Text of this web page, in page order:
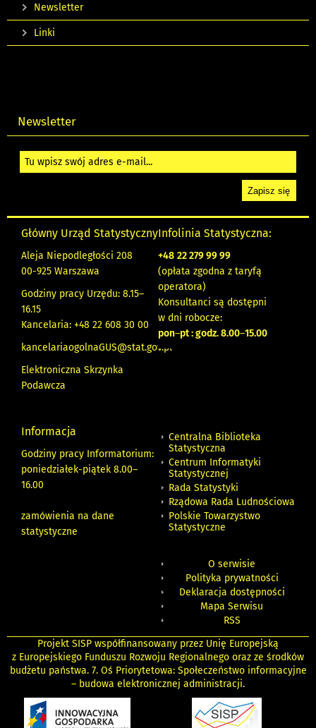
Newsletter
Linki
Newsletter
Główny Urząd Statystyczny
Aleja Niepodległości 208
00-925 Warszawa
Godziny pracy Urzędu: 8.15–
16.15
Kancelaria: +48 22 608 30 00
kancelariaogolnaGUS@stat.gov.pl
Elektroniczna Skrzynka
Podawcza
Infolinia Statystyczna:
+48 22 279 99 99
(opłata zgodna z taryfą
operatora)
Konsultanci są dostępni
w dni robocze:
pon–pt : godz. 8.00–15.00
Informacja
Godziny pracy Informatorium:
poniedziałek-piątek 8.00–
16.00
zamówienia na dane
statystyczne
Centralna Biblioteka
Statystyczna
Centrum Informatyki
Statystycznej
Rada Statystyki
Rządowa Rada Ludnościowa
Polskie Towarzystwo
Statystyczne
O serwisie
Polityka prywatności
Deklaracja dostępności
Mapa Serwisu
RSS
Projekt SISP współfinansowany przez Unię Europejską
z Europejskiego Funduszu Rozwoju Regionalnego oraz ze środków
budżetu państwa. 7. Oś Priorytetowa: Społeczeństwo informacyjne
– budowa elektronicznej administracji.